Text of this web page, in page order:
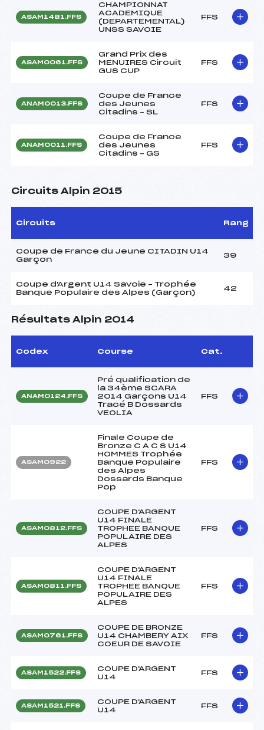
ASAM1481.FFS
CHAMPIONNAT
ACADEMIQUE
(DEPARTEMENTAL)
UNSS SAVOIE
FFS
ASAM0061.FFS
Grand Prix des
MENUIRES Circuit
GUS CUP
FFS
ANAM0013.FFS
Coupe de France
des Jeunes
Citadins – SL
FFS
ANAM0011.FFS
Coupe de France
des Jeunes
Citadins – GS
FFS
Circuits Alpin 2015
Circuits Rang
Coupe de France du Jeune CITADIN U14
Garçon
39
Coupe d'Argent U14 Savoie – Trophée
Banque Populaire des Alpes (Garçon)
42
Résultats Alpin 2014
Codex Course Cat.
ANAM0124.FFS
Pré qualification de
la 34ème SCARA
2014 Garçons U14
Tracé B Dossards
VEOLIA
FFS
ASAM0922
Finale Coupe de
Bronze C A C S U14
HOMMES Trophée
Banque Populaire
des Alpes
Dossards Banque
Pop
FFS
ASAM0812.FFS
COUPE D'ARGENT
U14 FINALE
TROPHEE BANQUE
POPULAIRE DES
ALPES
FFS
ASAM0811.FFS
COUPE D'ARGENT
U14 FINALE
TROPHEE BANQUE
POPULAIRE DES
ALPES
FFS
ASAM0761.FFS
COUPE DE BRONZE
U14 CHAMBERY AIX
COEUR DE SAVOIE
FFS
ASAM1522.FFS
COUPE D'ARGENT
U14
FFS
ASAM1521.FFS
COUPE D'ARGENT
U14
FFS